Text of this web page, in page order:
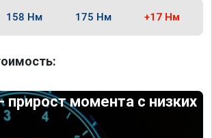
158 Нм 175 Нм +17 Нм
момента с низких